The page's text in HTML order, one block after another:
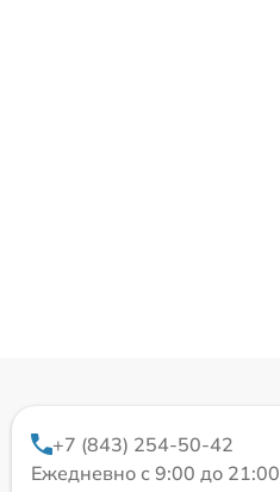
+7 (843) 254-50-42
Ежедневно с 9:00 до 21:00